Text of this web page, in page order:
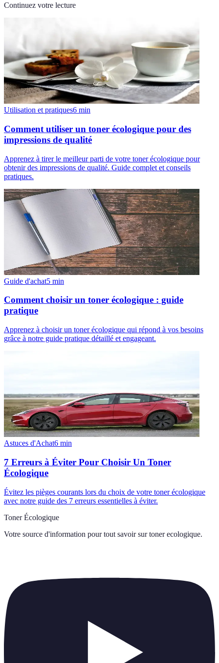
Continuez votre lecture
Utilisation et pratiques6 min
Comment utiliser un toner écologique pour des
impressions de qualité
Apprenez à tirer le meilleur parti de votre toner écologique pour
obtenir des impressions de qualité. Guide complet et conseils
pratiques.
Guide d'achat5 min
Comment choisir un toner écologique : guide
pratique
Apprenez à choisir un toner écologique qui répond à vos besoins
grâce à notre guide pratique détaillé et engageant.
Astuces d'Achat6 min
7 Erreurs à Éviter Pour Choisir Un Toner
Écologique
Évitez les pièges courants lors du choix de votre toner écologique
avec notre guide des 7 erreurs essentielles à éviter.
Toner Écologique
Votre source d'information pour tout savoir sur toner ecologique.